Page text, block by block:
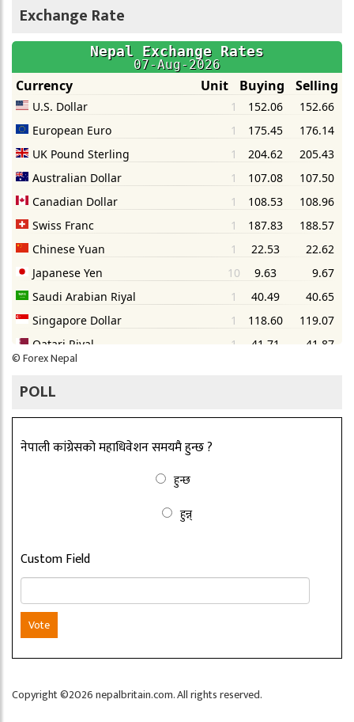
Exchange Rate
©Forex Nepal
POLL
नेपाली कांग्रेसको महाधिवेशन समयमै हुन्छ ?
हुन्छ
हुन्न्
Custom Field
Vote
Copyright ©2026 nepalbritain.com. All rights reserved.